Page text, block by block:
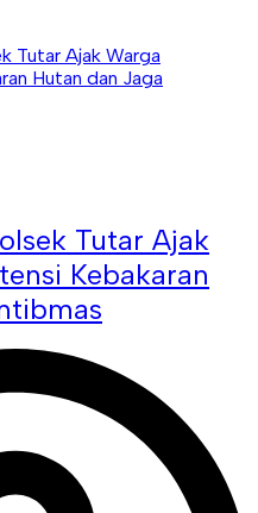
Tutar Ajak
Kebakaran